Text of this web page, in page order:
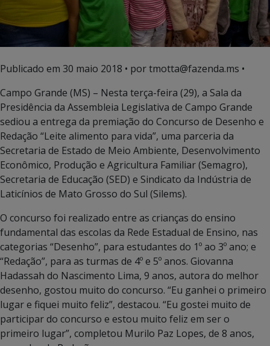
Publicado em 30 maio 2018 • por tmotta@fazenda.ms •
Campo Grande (MS) – Nesta terça-feira (29), a Sala da
Presidência da Assembleia Legislativa de Campo Grande
sediou a entrega da premiação do Concurso de Desenho e
Redação “Leite alimento para vida”, uma parceria da
Secretaria de Estado de Meio Ambiente, Desenvolvimento
Econômico, Produção e Agricultura Familiar (Semagro),
Secretaria de Educação (SED) e Sindicato da Indústria de
Laticínios de Mato Grosso do Sul (Silems).
O concurso foi realizado entre as crianças do ensino
fundamental das escolas da Rede Estadual de Ensino, nas
categorias “Desenho”, para estudantes do 1º ao 3º ano; e
“Redação”, para as turmas de 4º e 5º anos. Giovanna
Hadassah do Nascimento Lima, 9 anos, autora do melhor
desenho, gostou muito do concurso. “Eu ganhei o primeiro
lugar e fiquei muito feliz”, destacou. “Eu gostei muito de
participar do concurso e estou muito feliz em ser o
primeiro lugar”, completou Murilo Paz Lopes, de 8 anos,